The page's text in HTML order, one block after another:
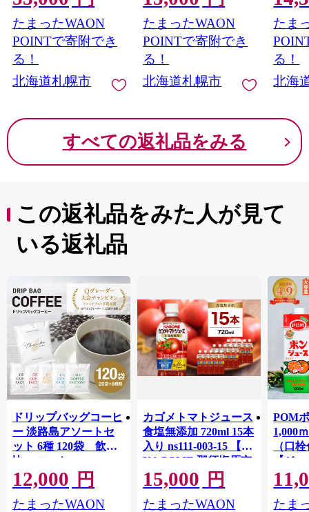
たまったWAON
POINTで寄附でき
る！
北海道札幌市
たまったWAON
POINTで寄附でき
る！
北海道札幌市
はす
たま
る！
北海
すべての返礼品をみる
この返礼品をみた人が見て
いる返礼品
ドリップバッグコーヒ
ー 淡路島アソートセ
ット 6種 120袋 飲み
比べ コーヒー
12,000 円
たまったWAON
カゴメトマトジュース
食塩無添加 720ml 15本
入り ns111-003-15 【
KAGOME 那須塩原市
ギフト トマト 野菜 ジ
ュース 飲料 ドリンク
健康 GABA 血圧 コレ
15,000 円
たまったWAON
POM
1,000
（口
【ジ
Ｍ 爽
ジ 果
ンス
たま